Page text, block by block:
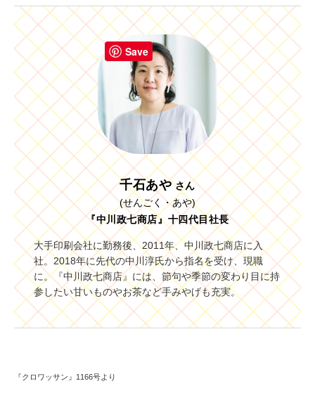
千石あや さん
(せんごく・あや)
『中川政七商店』十四代目社長
大手印刷会社に勤務後、2011年、中川政七商店に入
社。2018年に先代の中川淳氏から指名を受け、現職
に。『中川政七商店』には、節句や季節の変わり目に持
参したい甘いものやお茶など手みやげも充実。
『クロワッサン』1166号より
Save